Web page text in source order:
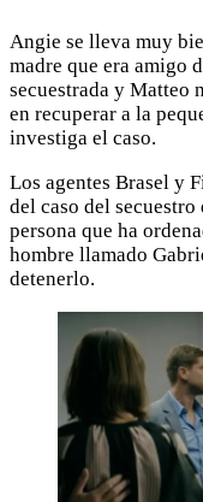
Angie se lleva muy
madre que era amigo
secuestrada y Matteo
en recuperar a la
investiga el caso.
Los agentes Brasel y
del caso del
persona que ha
hombre llamado
detenerlo.